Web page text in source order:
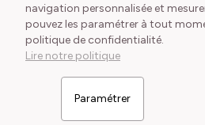
navigation personnalisée et
pouvez les paramétrer à tout
politique de confidentialité.
Lire notre politique
Paramétrer
Délais de livraison
Lexique du jardinier
Conditions Générales de Vente
Cookies et collecte des données